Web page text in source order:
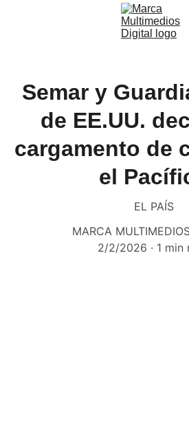
Semar y
de EE.UU.
cargamento de
el
EL PAÍS
MARCA
2/2/2026
1 min